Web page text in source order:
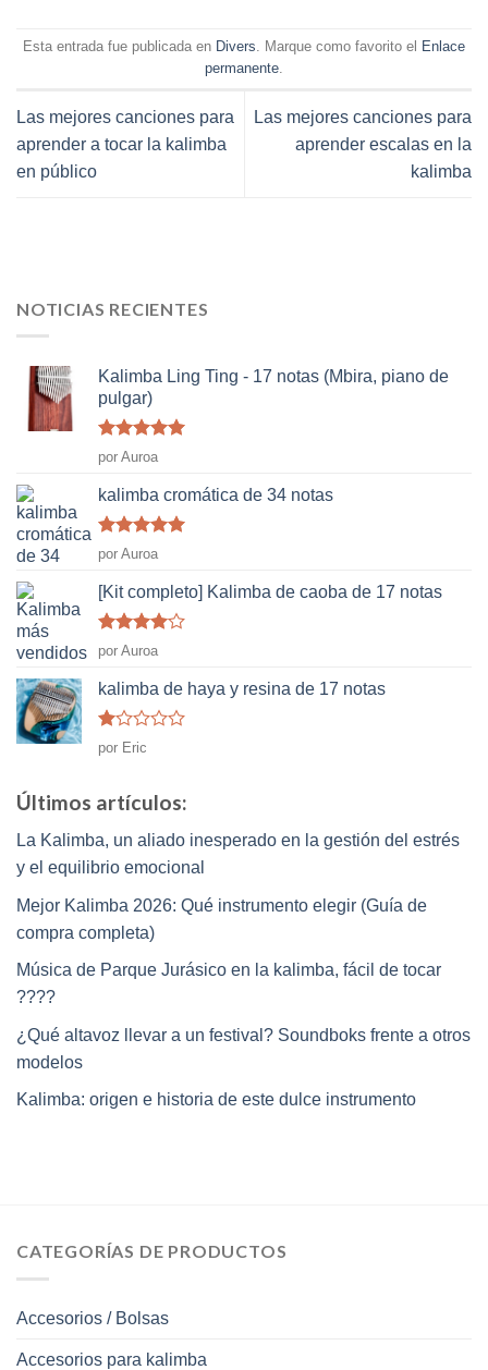
Esta entrada fue publicada en Divers . Marque como favorito el Enlace
permanente
Las mejores canciones para
aprender a tocar la kalimba
en público
Las mejores canciones para
aprender escalas en la
kalimba
NOTICIAS RECIENTES
Kalimba Ling Ting - 17 notas (Mbira, piano de
pulgar)
Rated5de
5
por Auroa
kalimba cromática de 34 notas
Rated5de
5
por Auroa
[Kit completo] Kalimba de caoba de 17 notas
Rated4
de 5
por Auroa
kalimba de haya y resina de 17 notas
Rated
1
5
por Eric
Últimos artículos:
La Kalimba, un aliado inesperado en la gestión del estrés
y el equilibrio emocional
Mejor Kalimba 2026: Qué instrumento elegir (Guía de
compra completa)
Música de Parque Jurásico en la kalimba, fácil de tocar
????
¿Qué altavoz llevar a un festival? Soundboks frente a otros
modelos
Kalimba: origen e historia de este dulce instrumento
CATEGORÍAS DE PRODUCTOS
Accesorios / Bolsas
Accesorios para kalimba